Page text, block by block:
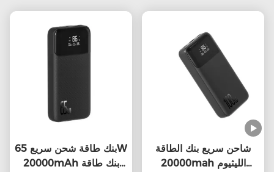
بنك طاقة شحن سريع 65W
20000mAh بنك طاقة
شاحن سريع بنك الطاقة
20000mah الليثيوم